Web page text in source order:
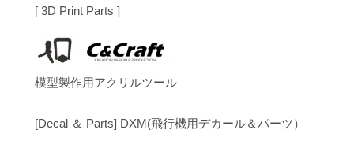
[ 3D Print Parts ]
模型製作用アクリルツール
[Decal ＆ Parts] DXM(飛行機用デカール＆パーツ）